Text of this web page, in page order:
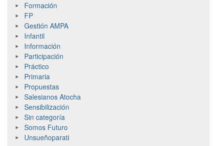
Formación
FP
Gestión AMPA
Infantil
Información
Participación
Práctico
Primaria
Propuestas
Salesianos Atocha
Sensibilización
Sin categoría
Somos Futuro
Unsueñoparati